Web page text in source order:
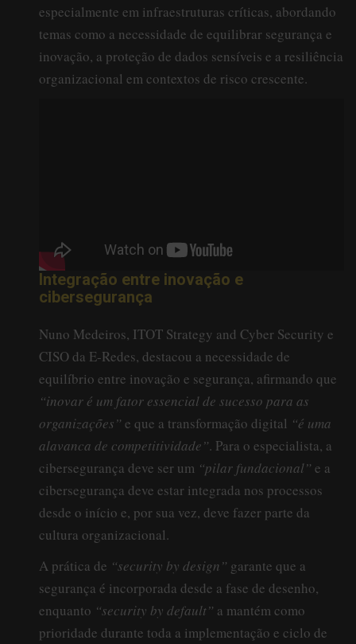
especialmente em infraestruturas críticas, abordando
temas como a necessidade de equilibrar segurança e
inovação, a proteção de dados sensíveis e a resiliência
organizacional em contextos de risco crescente.
Integração entre inovação e
cibersegurança
Nuno Medeiros, ITOT Strategy and Cyber Security e
CISO da E-Redes, destacou a necessidade de
equilíbrio entre inovação e segurança, afirmando que
“inovar é um fator essencial de sucesso para as
organizações” e que a transformação digital “é uma
alavanca de competitividade”. Para o especialista, a
cibersegurança deve ser um “pilar fundacional” e a
cibersegurança deve estar integrada nos processos
desde o início e, por sua vez, deve fazer parte da
cultura organizacional.
A prática de “security by design” garante que a
segurança é incorporada desde a fase de desenho,
enquanto “security by default” a mantém como
prioridade durante toda a implementação e ciclo de